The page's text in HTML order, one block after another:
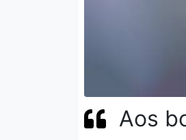
Aos